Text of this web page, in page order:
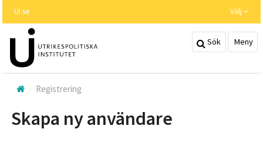
huvudinnehållet
UI.se Välj
Sök Meny
Registrering
Skapa ny användare